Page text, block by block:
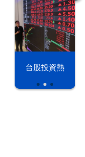
台股投資熱